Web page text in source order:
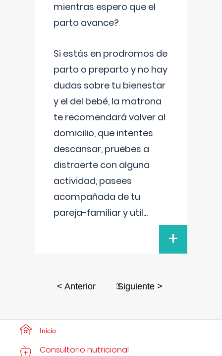
mientras espero que el
parto avance?
Si estás en prodromos de
parto o preparto y no hay
dudas sobre tu bienestar
y el del bebé, la matrona
te recomendará volver al
domicilio, que intentes
descansar, pruebes a
distraerte con alguna
actividad, pasees
acompañada de tu
pareja-familiar y util...
+
< Anterior 3Siguiente >
Inicio
Consultorio nutricional